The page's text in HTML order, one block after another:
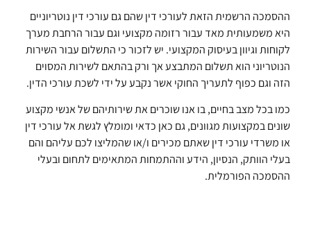
ההסמכה הרשמית הזאת לעורכי דין שהם גם עורכי דין נוטריוניים
היא משמעותית מאד עבור רזומה מקצועי וגם עבור הרחבת מערך
לקוחות וגיוון בעיסוק המקצועי. יש לזכור כי התשלום עבור השירות
הנוטריוני הוא תשלום המתבצע אך ורק בהתאם לשירות המסוים
הזה וגם כפוף לתעריך החוקי אשר נקבע על ידי לשכת עורכי הדין.
כמו בכל מצב בחיים, בו אנו שוכרים את שירותיהם של אנשי מקצוע
שונים במקצועות מגוונים, גם כאן כדאי ומומלץ לגשת אל עורכי דין
או משרדי עורכי דין שאתם מכירים ו/או שהמליצו לכם עליהם והם
בעלי הוותק, הנסיון, הידע וההתמחות המתאימים לתחום ובעלי
ההסמכה הפורמלית.